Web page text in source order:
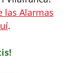
las Alarmas
.